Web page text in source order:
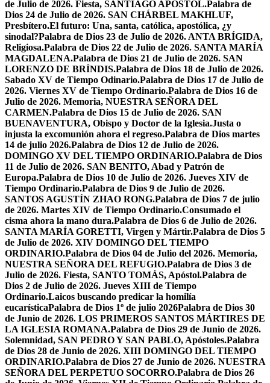
de Julio de 2026. Fiesta, SANTIAGO APÓSTOL.Palabra de
Dios 24 de Julio de 2026. SAN CHÁRBEL MAKHLUF,
Presbítero.El futuro: Una, santa, católica, apostólica, ¿y
sinodal?Palabra de Dios 23 de Julio de 2026. ANTA BRÍGIDA,
Religiosa.Palabra de Dios 22 de Julio de 2026. SANTA MARÍA
MAGDALENA.Palabra de Dios 21 de Julio de 2026. SAN
LORENZO DE BRÍNDIS.Palabra de Dios 18 de Julio de 2026.
Sabado XV de Tiempo Odinario.Palabra de Dios 17 de Julio de
2026. Viernes XV de Tiempo Ordinario.Palabra de Dios 16 de
Julio de 2026. Memoria, NUESTRA SEÑORA DEL
CARMEN.Palabra de Dios 15 de Julio de 2026. SAN
BUENAVENTURA, Obispo y Doctor de la Iglesia.Justa o
injusta la excomunión ahora el regreso.Palabra de Dios martes
14 de julio 2026.Palabra de Dios 12 de Julio de 2026.
DOMINGO XV DEL TIEMPO ORDINARIO.Palabra de Dios
11 de Julio de 2026. SAN BENITO, Abad y Patrón de
Europa.Palabra de Dios 10 de Julio de 2026. Jueves XIV de
Tiempo Ordinario.Palabra de Dios 9 de Julio de 2026.
SANTOS AGUSTÍN ZHAO RONG.Palabra de Dios 7 de julio
de 2026. Martes XIV de Tiempo Ordinario.Consumado el
cisma ahora la mano dura.Palabra de Dios 6 de Julio de 2026.
SANTA MARÍA GORETTI, Virgen y Mártir.Palabra de Dios 5
de Julio de 2026. XIV DOMINGO DEL TIEMPO
ORDINARIO.Palabra de Dios 04 de Julio del 2026. Memoria,
NUESTRA SEÑORA DEL REFUGIO.Palabra de Dios 3 de
Julio de 2026. Fiesta, SANTO TOMÁS, Apóstol.Palabra de
Dios 2 de Julio de 2026. Jueves XIII de Tiempo
Ordinario.Laicos buscando predicar la homilía
eucarísticaPalabra de Dios 1º de julio 2026Palabra de Dios 30
de Junio de 2026. LOS PRIMEROS SANTOS MÁRTIRES DE
LA IGLESIA ROMANA.Palabra de Dios 29 de Junio de 2026.
Solemnidad, SAN PEDRO Y SAN PABLO, Apóstoles.Palabra
de Dios 28 de Junio de 2026. XIII DOMINGO DEL TIEMPO
ORDINARIO.Palabra de Dios 27 de Junio de 2026. NUESTRA
SEÑORA DEL PERPETUO SOCORRO.Palabra de Dios 26